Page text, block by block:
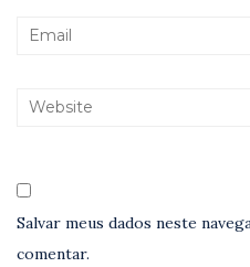
Salvar meus dados neste
comentar.